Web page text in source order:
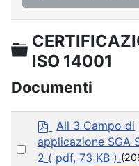
Cartella
ISO 14001
Documenti
Select
p
d
f
All 3 Campo di
applicazione SGA
2 ( pdf, 73 KB )